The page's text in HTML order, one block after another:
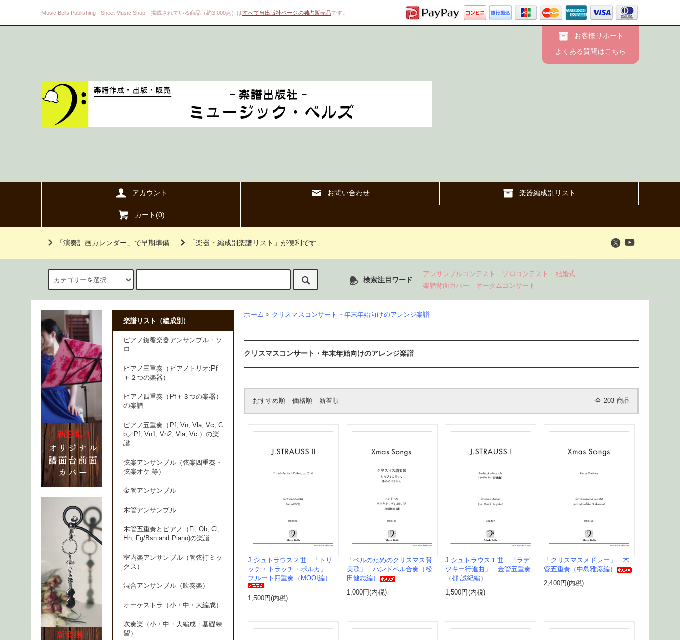
Music Bells Publishing - Sheet Music Shop 掲載されている商品（約3,000点）はすべて当出版社ページの独占販売品です。
お客様サポート
よくある質問はこちら
アカウント お問い合わせ 楽器編成別リスト
カート(0)
「演奏計画カレンダー」で早期準備 「楽器・編成別楽譜リスト」が便利です
検索注目ワード
アンサンブルコンテスト ソロコンテスト
結婚式
楽譜背面カバー
オータムコンサート
ホーム > クリスマスコンサート・年末年始向けのアレンジ楽譜
クリスマスコンサート・年末年始向けのアレンジ楽譜
おすすめ順 価格順 新着順 全 203 商品
J.シュトラウス２世 「トリ
ッチ・トラッチ・ポルカ」
フルート四重奏（MOOI編）
1,500円(内税)
「ベルのためのクリスマス賛
美歌」 ハンドベル合奏（松
田健志編）
1,000円(内税)
J.シュトラウス１世 「ラデ
ツキー行進曲」 金管五重奏
（都 誠紀編）
1,500円(内税)
「クリスマスメドレー」 木
管五重奏（中島雅彦編）
2,400円(内税)
楽譜リスト（編成別）
ピアノ鍵盤楽器アンサンブル・ソ
ロ
ピアノ三重奏（ピアノトリオ:Pf
＋２つの楽器）
ピアノ四重奏（Pf＋３つの楽器）
の楽譜
ピアノ五重奏（Pf, Vn, Vla, Vc, C
b／Pf, Vn1, Vn2, Vla, Vc ）の楽
譜
弦楽アンサンブル（弦楽四重奏・
弦楽オケ 等）
金管アンサンブル
木管アンサンブル
木管五重奏とピアノ（Fl, Ob, Cl,
Hn, Fg/Bsn and Piano)の楽譜
室内楽アンサンブル（管弦打ミッ
クス）
混合アンサンブル（吹奏楽）
オーケストラ（小・中・大編成）
吹奏楽（小・中・大編成・基礎練
習）